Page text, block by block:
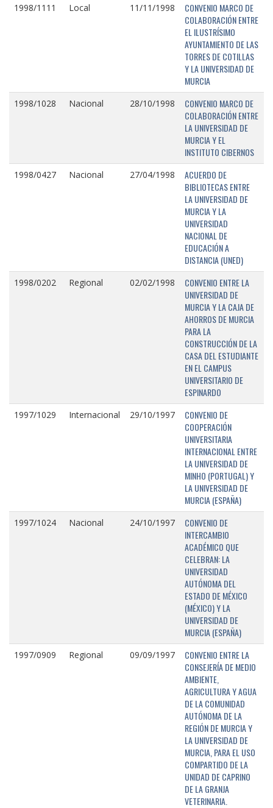
1998/1111 Local 11/11/1998
CONVENIO MARCO DE
COLABORACIÓN ENTRE
EL ILUSTRÍSIMO
AYUNTAMIENTO DE LAS
TORRES DE COTILLAS
Y LA UNIVERSIDAD DE
MURCIA
1998/1028 Nacional 28/10/1998
CONVENIO MARCO DE
COLABORACIÓN ENTRE
LA UNIVERSIDAD DE
MURCIA Y EL
INSTITUTO CIBERNOS
1998/0427 Nacional 27/04/1998
ACUERDO DE
BIBLIOTECAS ENTRE
LA UNIVERSIDAD DE
MURCIA Y LA
UNIVERSIDAD
NACIONAL DE
EDUCACIÓN A
DISTANCIA (UNED)
1998/0202 Regional 02/02/1998
CONVENIO ENTRE LA
UNIVERSIDAD DE
MURCIA Y LA CAJA DE
AHORROS DE MURCIA
PARA LA
CONSTRUCCIÓN DE LA
CASA DEL ESTUDIANTE
EN EL CAMPUS
UNIVERSITARIO DE
ESPINARDO
1997/1029 Internacional 29/10/1997
CONVENIO DE
COOPERACIÓN
UNIVERSITARIA
INTERNACIONAL ENTRE
LA UNIVERSIDAD DE
MINHO (PORTUGAL) Y
LA UNIVERSIDAD DE
MURCIA (ESPAÑA)
1997/1024 Nacional 24/10/1997
CONVENIO DE
INTERCAMBIO
ACADÉMICO QUE
CELEBRAN: LA
UNIVERSIDAD
AUTÓNOMA DEL
ESTADO DE MÉXICO
(MÉXICO) Y LA
UNIVERSIDAD DE
MURCIA (ESPAÑA)
1997/0909 Regional 09/09/1997
CONVENIO ENTRE LA
CONSEJERÍA DE MEDIO
AMBIENTE,
AGRICULTURA Y AGUA
DE LA COMUNIDAD
AUTÓNOMA DE LA
REGIÓN DE MURCIA Y
LA UNIVERSIDAD DE
MURCIA, PARA EL USO
COMPARTIDO DE LA
UNIDAD DE CAPRINO
DE LA GRANJA
VETERINARIA.